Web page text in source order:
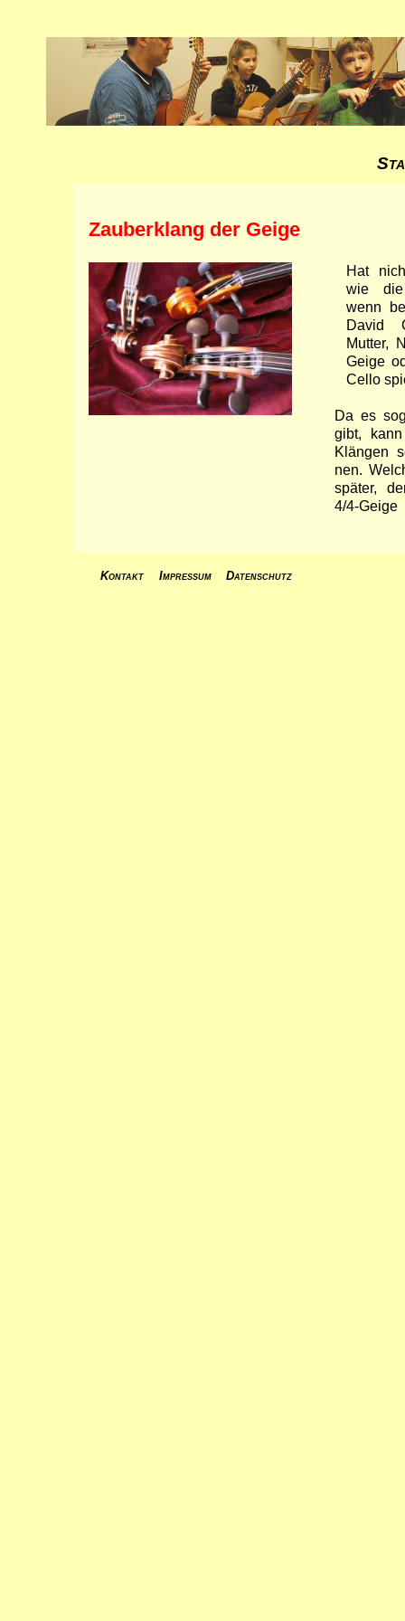
Zauberklang der Geige
Hat
wie die
wenn
David
Mutter,
Geige
Cello
Da es
gibt,
Klän­gen
nen.
spä­ter,
4/4-
Kontakt Impressum Datenschutz